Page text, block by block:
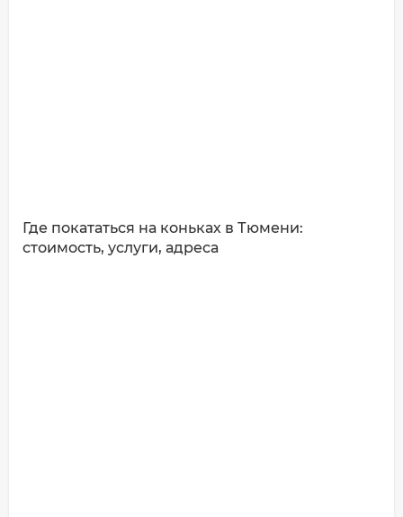
Где покататься на коньках в Тюмени:
стоимость, услуги, адреса